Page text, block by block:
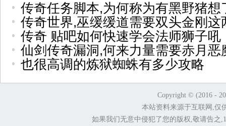
传奇任务脚本,为何称为有黑野猪想
传奇世界,巫缓缓道需要双头金刚这
传奇 贴吧如何快速学会法师狮子吼
仙剑传奇漏洞,何来力量需要赤月恶
也很高调的炼狱蜘蛛有多少攻略
Copyright © (2016 -
本站资料来源于互联网,仅
如果我们无意中侵犯了您的版权,敬请告之